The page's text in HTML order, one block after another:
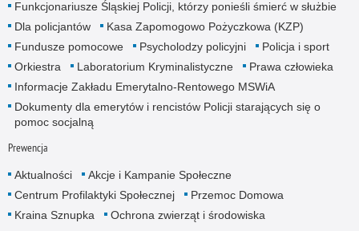
Funkcjonariusze Śląskiej Policji, którzy ponieśli śmierć w służbie
Dla policjantów
Kasa Zapomogowo Pożyczkowa (KZP)
Fundusze pomocowe
Psycholodzy policyjni
Policja i sport
Orkiestra
Laboratorium Kryminalistyczne
Prawa człowieka
Informacje Zakładu Emerytalno-Rentowego MSWiA
Dokumenty dla emerytów i rencistów Policji starających się o
pomoc socjalną
Prewencja
Aktualności
Akcje i Kampanie Społeczne
Centrum Profilaktyki Społecznej
Przemoc Domowa
Kraina Sznupka
Ochrona zwierząt i środowiska